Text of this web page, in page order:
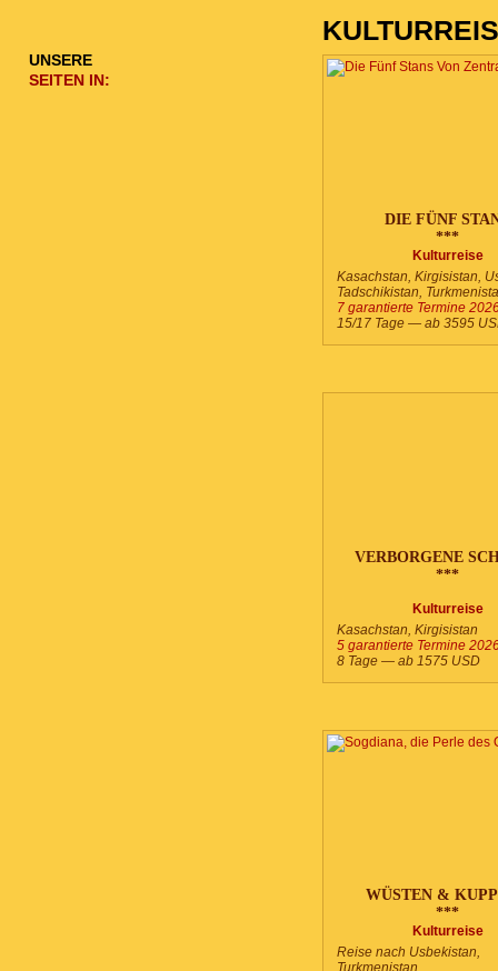
DIE FÜNF
***
Kulturreise
Kasachstan, Kirgisistan,
Tadschikistan,
7 garantierte Termine
15/17 Tage — ab 3595
VERBORGENE
***
Kulturreise
Kasachstan, Kirgisistan
5 garantierte Termine
8 Tage — ab 1575 USD
WÜSTEN &
***
Kulturreise
Reise nach Usbekistan,
Turkmenistan
UNSERE
SEITEN IN: